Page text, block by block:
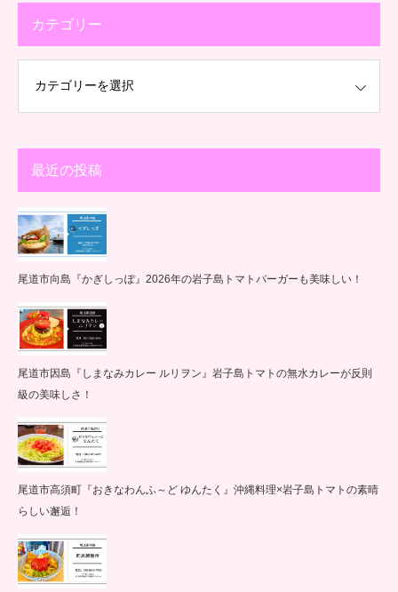
カテゴリー
最近の投稿
尾道市向島『かぎしっぽ』2026年の岩子島トマトバーガーも美味しい！
尾道市因島『しまなみカレー ルリヲン』岩子島トマトの無水カレーが反則
級の美味しさ！
尾道市高須町『おきなわんふ～ど ゆんたく』沖縄料理×岩子島トマトの素晴
らしい邂逅！